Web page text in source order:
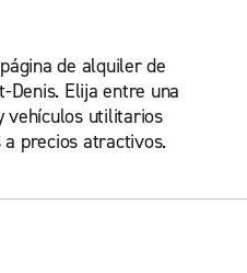
de alquiler de
Denis. Elija entre una
vehículos utilitarios
precios atractivos.